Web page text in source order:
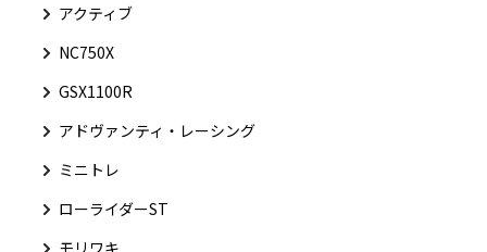
アクティブ
NC750X
GSX1100R
アドヴァンティ・レーシング
ミニトレ
ローライダーST
モリワキ